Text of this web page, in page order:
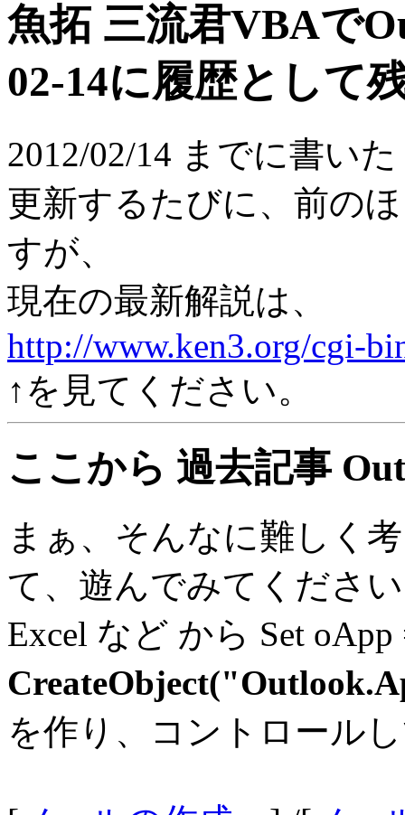
魚拓 三流君VBAで
02-14に履歴として
2012/02/14 までに書い
更新するたびに、前の
すが、
現在の最新解説は、
http://www.ken3.org/cgi-
↑を見てください。
ここから 過去記事
まぁ、そんなに難しく
て、遊んでみてくださ
Excel など から Set oApp
を作り、コントロール